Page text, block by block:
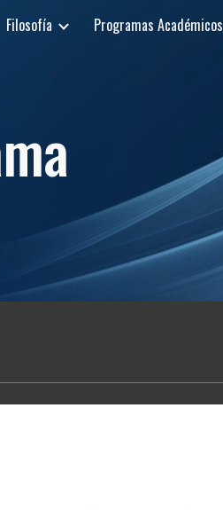
Skip to navigation
Filosofía Programas Académicos